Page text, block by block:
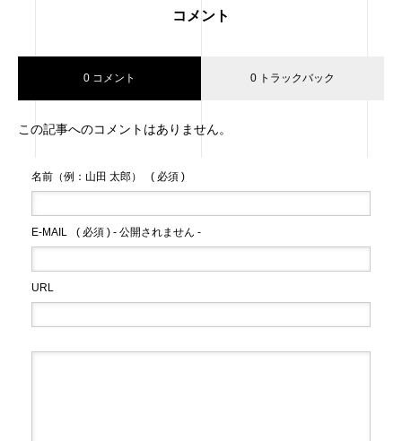
コメント
0 コメント 0 トラックバック
この記事へのコメントはありません。
名前（例：山田 太郎） ( 必須 )
E-MAIL ( 必須 ) - 公開されません -
URL